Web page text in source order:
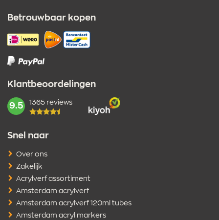
Betrouwbaar kopen
Klantbeoordelingen
mark:
9.5 1365 reviews
Snel naar
Over ons
Zakelijk
Acrylverf assortiment
Amsterdam acrylverf
Amsterdam acrylverf 120ml tubes
Amsterdam acryl markers